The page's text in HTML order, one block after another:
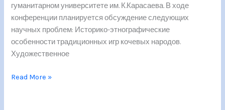
гуманитарном университете им. К.Карасаева. В ходе
конференции планируется обсуждение следующих
научных проблем: Историко-этнографические
особенности традиционных игр кочевых народов.
Художественное
Read More »